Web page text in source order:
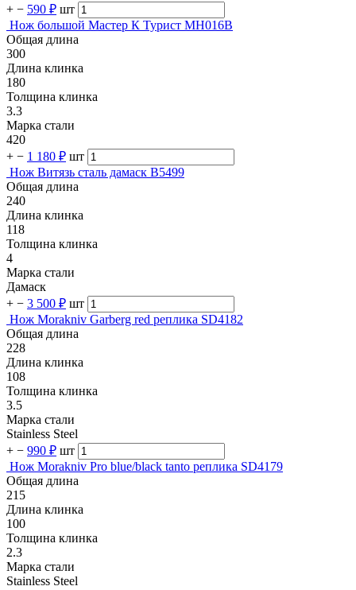
+ − 590 ₽ шт
Нож большой Мастер К Турист MH016B
Общая длина
300
Длина клинка
180
Толщина клинка
3.3
Марка стали
420
+ − 1 180 ₽ шт
Нож Витязь сталь дамаск B5499
Общая длина
240
Длина клинка
118
Толщина клинка
4
Марка стали
Дамаск
+ − 3 500 ₽ шт
Нож Morakniv Garberg red реплика SD4182
Общая длина
228
Длина клинка
108
Толщина клинка
3.5
Марка стали
Stainless Steel
+ − 990 ₽ шт
Нож Morakniv Pro blue/black tanto реплика SD4179
Общая длина
215
Длина клинка
100
Толщина клинка
2.3
Марка стали
Stainless Steel